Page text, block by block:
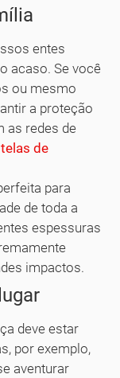
entes
acaso. Se você
ou mesmo
a proteção
as redes de
telas de
para
de toda a
espessuras
impactos.
deve estar
por exemplo,
aventurar